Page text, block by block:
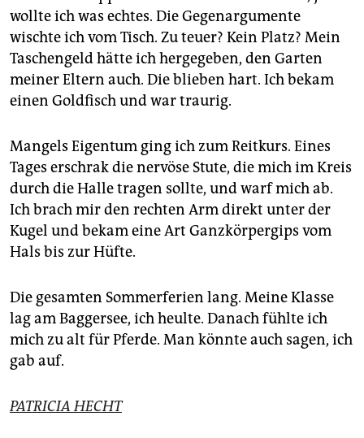
wollte ich was echtes. Die Gegenargumente
wischte ich vom Tisch. Zu teuer? Kein Platz? Mein
Taschengeld hätte ich hergegeben, den Garten
meiner Eltern auch. Die blieben hart. Ich bekam
einen Goldfisch und war traurig.
Mangels Eigentum ging ich zum Reitkurs. Eines
Tages erschrak die nervöse Stute, die mich im Kreis
durch die Halle tragen sollte, und warf mich ab.
Ich brach mir den rechten Arm direkt unter der
Kugel und bekam eine Art Ganzkörpergips vom
Hals bis zur Hüfte.
Die gesamten Sommerferien lang. Meine Klasse
lag am Baggersee, ich heulte. Danach fühlte ich
mich zu alt für Pferde. Man könnte auch sagen, ich
gab auf.
PATRICIA HECHT